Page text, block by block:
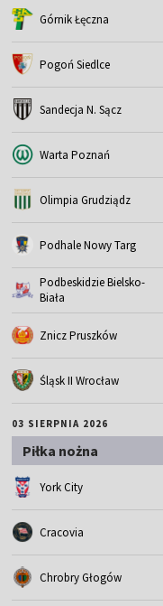
Górnik Łęczna
Pogoń Siedlce
Sandecja N. Sącz
Warta Poznań
Olimpia Grudziądz
Podhale Nowy Targ
Podbeskidzie Bielsko-
Biała
Znicz Pruszków
Śląsk II Wrocław
03 SIERPNIA 2026
Piłka nożna
York City
Cracovia
Chrobry Głogów